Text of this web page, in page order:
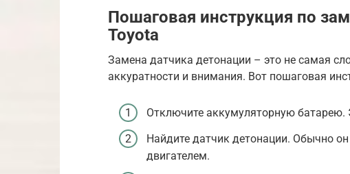
Пошаговая инструкция по
Toyota
Замена датчика детонации – это не самая
аккуратности и внимания. Вот пошаговая
Отключите аккумуляторную батарею.
Найдите датчик детонации. Обычно
двигателем.